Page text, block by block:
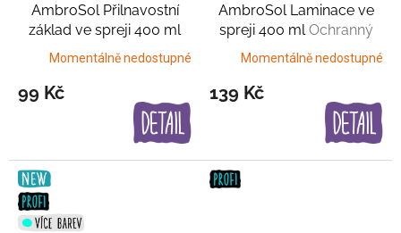
AmbroSol Přilnavostní
základ ve spreji 400 ml
Příprava povrchu
Momentálně nedostupné
99 Kč
AmbroSol Laminace ve
spreji 400 mlOchranný
film
Momentálně nedostupné
139 Kč